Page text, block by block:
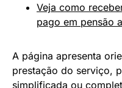
Veja como
pago em pensão
A página apresenta
prestação do serviço,
simplificada ou